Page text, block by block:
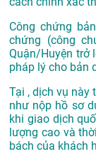
Công chứng
chứng (công
Quận/Huyện trở
pháp lý cho bản
Tại , dịch vụ này
như nộp hồ sơ
khi giao dịch
lượng cao và
bách của khách